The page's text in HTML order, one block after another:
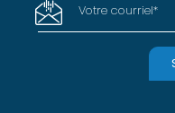
Votre courriel*